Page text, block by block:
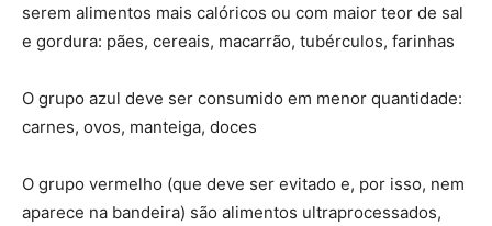
serem alimentos mais calóricos ou com maior teor de sal
e gordura: pães, cereais, macarrão, tubérculos, farinhas
O grupo azul deve ser consumido em menor quantidade:
carnes, ovos, manteiga, doces
O grupo vermelho (que deve ser evitado e, por isso, nem
aparece na bandeira) são alimentos ultraprocessados,